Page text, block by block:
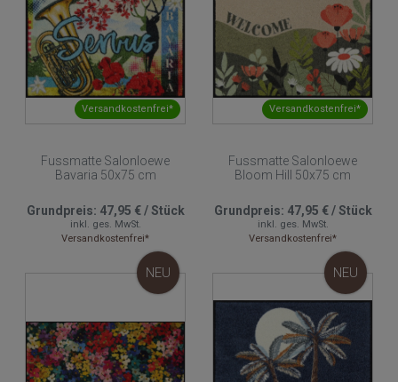
Versandkostenfrei*
Fussmatte Salonloewe
Bavaria 50x75 cm
Grundpreis: 47,95 €/Stück
inkl. ges. MwSt.
Versandkostenfrei*
Versandkostenfrei*
Fussmatte Salonloewe
Bloom Hill 50x75 cm
Grundpreis: 47,95 €/Stück
inkl. ges. MwSt.
Versandkostenfrei*
NEU NEU